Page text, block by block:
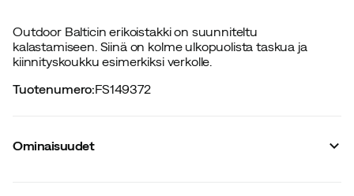
Outdoor Balticin erikoistakki on suunniteltu
kalastamiseen. Siinä on kolme ulkopuolista taskua ja
kiinnityskoukku esimerkiksi verkolle.
Tuotenumero:FS149372
Ominaisuudet